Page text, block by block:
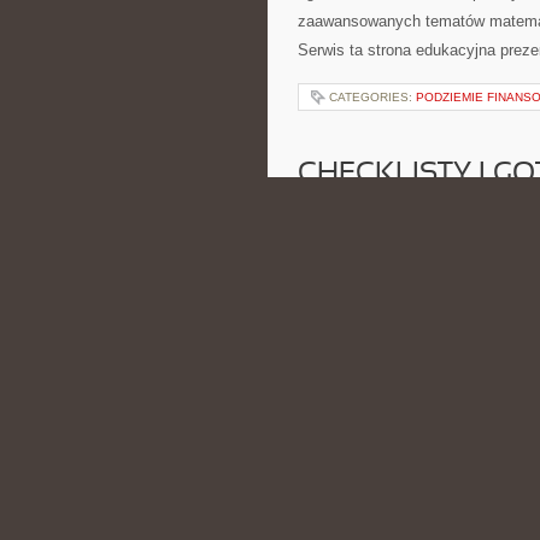
zaawansowanych tematów
Serwis ta strona edukacyjna
CATEGORIES: PODZIEMIE
CHECKLISTY I